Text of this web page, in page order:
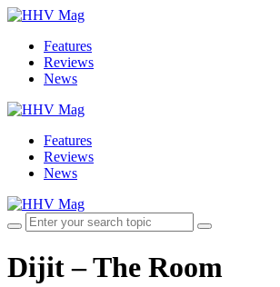
Features
Reviews
News
Features
Reviews
News
Dijit – The Room